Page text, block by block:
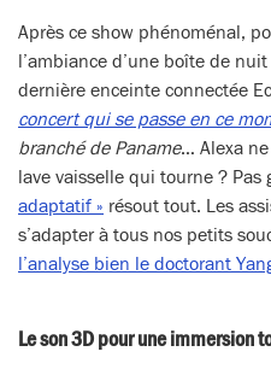
Après ce show phénoménal,
l’ambiance d’une boîte de
dernière enceinte connectée
concert qui se passe en ce
branché de Paname… Alexa
lave vaisselle qui tourne ? Pas
adaptatif » résout tout. Les
s’adapter à tous nos petits
l’analyse bien le doctorant
Le son 3D pour une immersion